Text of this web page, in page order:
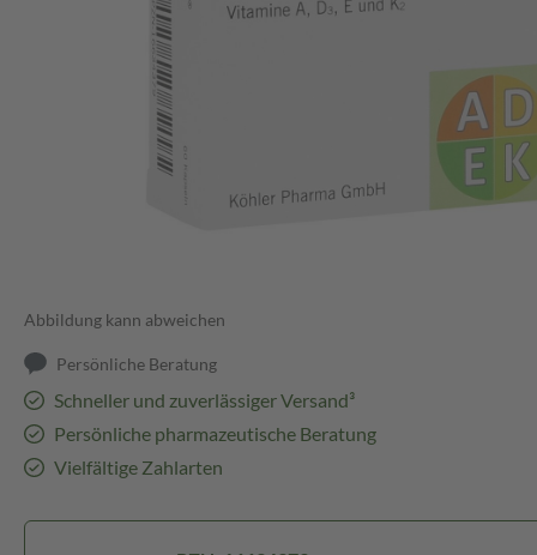
Abbildung kann abweichen
Persönliche Beratung
Schneller und zuverlässiger Versand³
Persönliche pharmazeutische Beratung
Vielfältige Zahlarten